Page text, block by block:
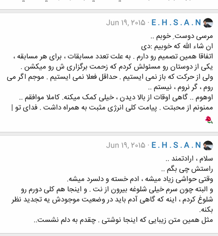
E . H . S . A . N
Jun 19, 2015
مرسی دوست ِ خوبم ..
ان شاء الله که خوبیم :دی
اتفاقا همین تصمیم رو دارم . به علت تعدد مسابقات ، برای هر مسابقه ،
یکی از دوستان رو مسئولش کردم که زحمت برگزاری ش رو میکشن .
ولی از حرکت که باز نمی ایستیم . حداقل فعلا نمی ایستیم . موجم اگر می
روم ، گر نروم ، نیستم ..
اوهوم .. گاهی اوقات از بالا دیدن ، خیلی کمک میکنه. کاملا موافقم ..
ممنونم از محبتت . پیامت کلی انرژی مثبت به همراه داشت . فدای تو |
E . H . S . A . N
Jun 19, 2015
سلام ، ارادتمند ..
راستش چی بگم ..
وقتی حواشی زیاد میشه ، ادم خسته و دلسرد میشه.
و البته چون سرم خیلی شلوغه بیرون از نت . و اینجا هم کلی دورم رو
شلوغ کردم ، اینه که گاهی آدم باید در وضعیت موجودش یه تجدید نظر
بکنه.
مثل همین متن زیبایی که اینجا نوشتی . چقدم به دلم نشست..